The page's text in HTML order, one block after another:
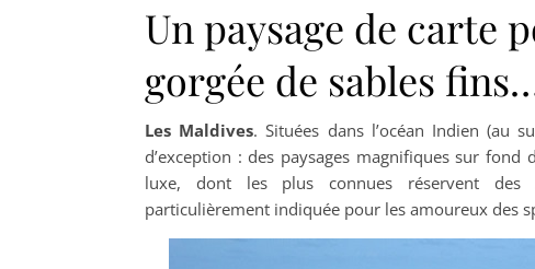
Un paysage de carte
gorgée de sables
Les Maldives. Situées dans l’océan Indien (au
d’exception : des paysages magnifiques sur
luxe, dont les plus connues réservent des
particulièrement indiquée pour les amoureux des